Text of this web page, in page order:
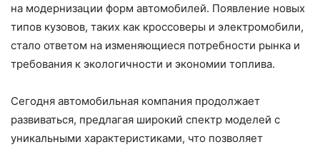
на модернизации форм автомобилей. Появление новых
типов кузовов, таких как кроссоверы и электромобили,
стало ответом на изменяющиеся потребности рынка и
требования к экологичности и экономии топлива.
Сегодня автомобильная компания продолжает
развиваться, предлагая широкий спектр моделей с
уникальными характеристиками, что позволяет